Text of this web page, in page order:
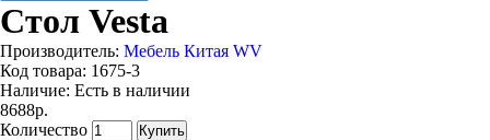
Стол Vesta
Производитель: Мебель Китая WV
Код товара: 1675-3
Наличие: Есть в наличии
8688р.
Количество
Купить